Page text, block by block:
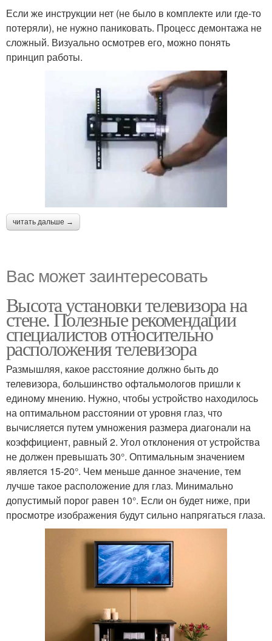
Если же инструкции нет (не было в комплекте или где-то
потеряли), не нужно паниковать. Процесс демонтажа не
сложный. Визуально осмотрев его, можно понять
принцип работы.
читать дальше →
Вас может заинтересовать
Высота установки телевизора на
стене. Полезные рекомендации
специалистов относительно
расположения телевизора
Размышляя, какое расстояние должно быть до
телевизора, большинство офтальмологов пришли к
единому мнению. Нужно, чтобы устройство находилось
на оптимальном расстоянии от уровня глаз, что
вычисляется путем умножения размера диагонали на
коэффициент, равный 2. Угол отклонения от устройства
не должен превышать 30°. Оптимальным значением
является 15-20°. Чем меньше данное значение, тем
лучше такое расположение для глаз. Минимально
допустимый порог равен 10°. Если он будет ниже, при
просмотре изображения будут сильно напрягаться глаза.